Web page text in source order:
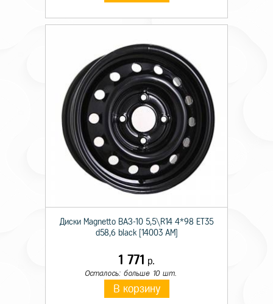
Диски Magnetto ВАЗ-10 5,5\R14 4*98 ET35
d58,6 black [14003 AM]
1 771 р.
Осталось: больше 10 шт.
В корзину